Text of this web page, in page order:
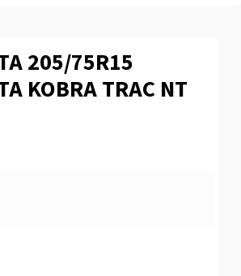
205/75R15
KOBRA TRAC NT